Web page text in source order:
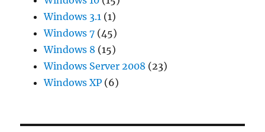
Windows 3.1 (1)
Windows 7 (45)
Windows 8 (15)
Windows Server 2008 (23)
Windows XP (6)